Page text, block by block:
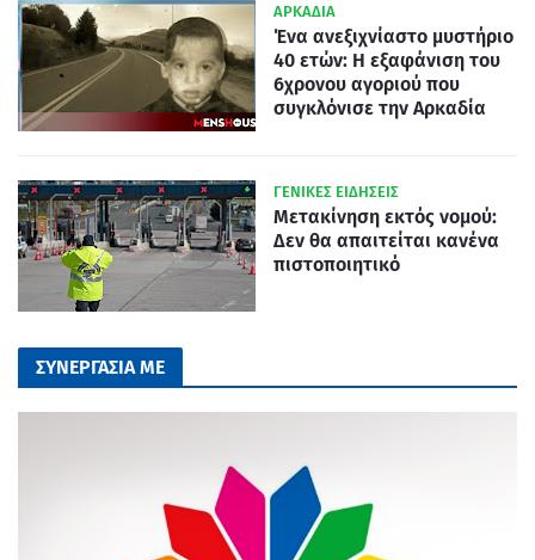
ΑΡΚΑΔΙΑ
Ένα ανεξιχνίαστο μυστήριο
40 ετών: Η εξαφάνιση του
6χρονου αγοριού που
συγκλόνισε την Αρκαδία
ΓΕΝΙΚΕΣ ΕΙΔΗΣΕΙΣ
Μετακίνηση εκτός νομού:
Δεν θα απαιτείται κανένα
πιστοποιητικό
ΣΥΝΕΡΓΑΣΙΑ ΜΕ